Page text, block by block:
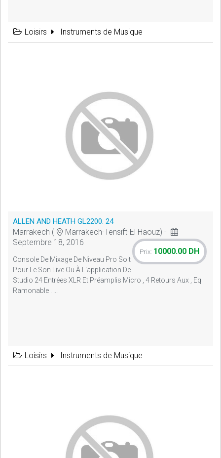
Loisirs Instruments de Musique
ALLEN AND HEATH GL2200. 24
Marrakech (
Marrakech-Tensift-El Haouz) -
Septembre 18, 2016
Prix: 10000.00 DH
Console De Mixage De Niveau Pro Soit
Pour Le Son Live Ou À L'application De
Studio 24 Entrées XLR Et Préamplis Micro , 4 Retours Aux , Eq
Ramonable . ...
Loisirs Instruments de Musique